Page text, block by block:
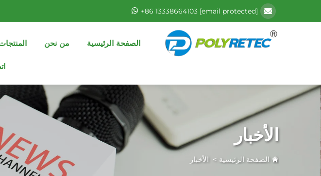
[email protected]
+86 13338664103
الصفحة الرئيسية من نحن
الأخبار
الصفحة الرئيسية > الأخبار